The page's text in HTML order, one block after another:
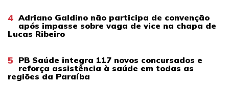
4 Adriano Galdino não participa de convenção
após impasse sobre vaga de vice na chapa de
Lucas Ribeiro
5 PB Saúde integra 117 novos concursados e
reforça assistência à saúde em todas as
regiões da Paraíba